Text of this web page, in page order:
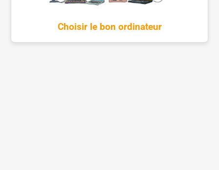
Choisir le bon ordinateur